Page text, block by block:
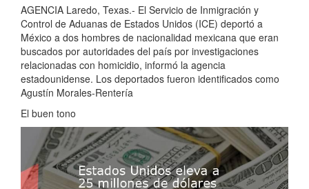
AGENCIA Laredo, Texas.- El Servicio de Inmigración y
Control de Aduanas de Estados Unidos (ICE) deportó a
México a dos hombres de nacionalidad mexicana que eran
buscados por autoridades del país por investigaciones
relacionadas con homicidio, informó la agencia
estadounidense. Los deportados fueron identificados como
Agustín Morales-Rentería
El buen tono